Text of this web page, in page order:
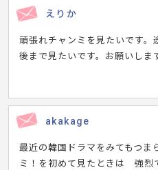
えりか
頑張れチャンミを見たいです。
後まで見たいです。お願いしま
akakage
最近の韓国ドラマをみてもつ
ミ！を初めて見たときは 強烈